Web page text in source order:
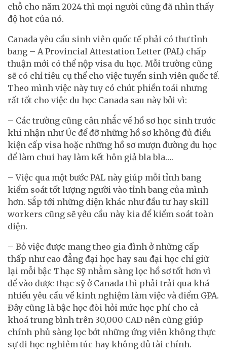
chỗ cho năm 2024 thì mọi người cũng đã nhìn thấy
độ hot của nó.
Canada yêu cầu sinh viên quốc tế phải có thư tỉnh
bang – A Provincial Attestation Letter (PAL) chấp
thuận mới có thể nộp visa du học. Mỗi trường cũng
sẽ có chỉ tiêu cụ thể cho việc tuyển sinh viên quốc tế.
Theo mình việc này tuy có chút phiền toái nhưng
rất tốt cho việc du học Canada sau này bởi vì:
– Các trường cũng cân nhắc về hồ sơ học sinh trước
khi nhận như Úc để đỡ những hồ sơ không đủ điều
kiện cấp visa hoặc những hồ sơ mượn đường du học
để làm chui hay làm kết hôn giả bla bla….
– Việc qua một bước PAL này giúp mỗi tỉnh bang
kiểm soát tốt lượng người vào tỉnh bang của mình
hơn. Sắp tới những diện khác như đầu tư hay skill
workers cũng sẽ yêu cầu này kia để kiểm soát toàn
diện.
– Bỏ việc được mang theo gia đình ở những cấp
thấp như cao đẳng đại học hay sau đại học chỉ giữ
lại mỗi bậc Thạc Sỹ nhằm sàng lọc hồ sơ tốt hơn vì
để vào được thạc sỹ ở Canada thì phải trải qua khá
nhiều yêu cầu về kinh nghiệm làm việc và điểm GPA.
Đây cũng là bậc học đòi hỏi mức học phí cho cả
khoá trung bình trên 30,000 CAD nên cũng giúp
chính phủ sàng lọc bớt những ứng viên không thực
sự đi học nghiêm túc hay không đủ tài chính.